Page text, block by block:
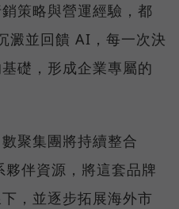
策略與營運經驗，都
澱並回饋 AI，每一次決
礎，形成企業專屬的
聚集團將持續整合
伴資源，將這套品牌
，並逐步拓展海外市